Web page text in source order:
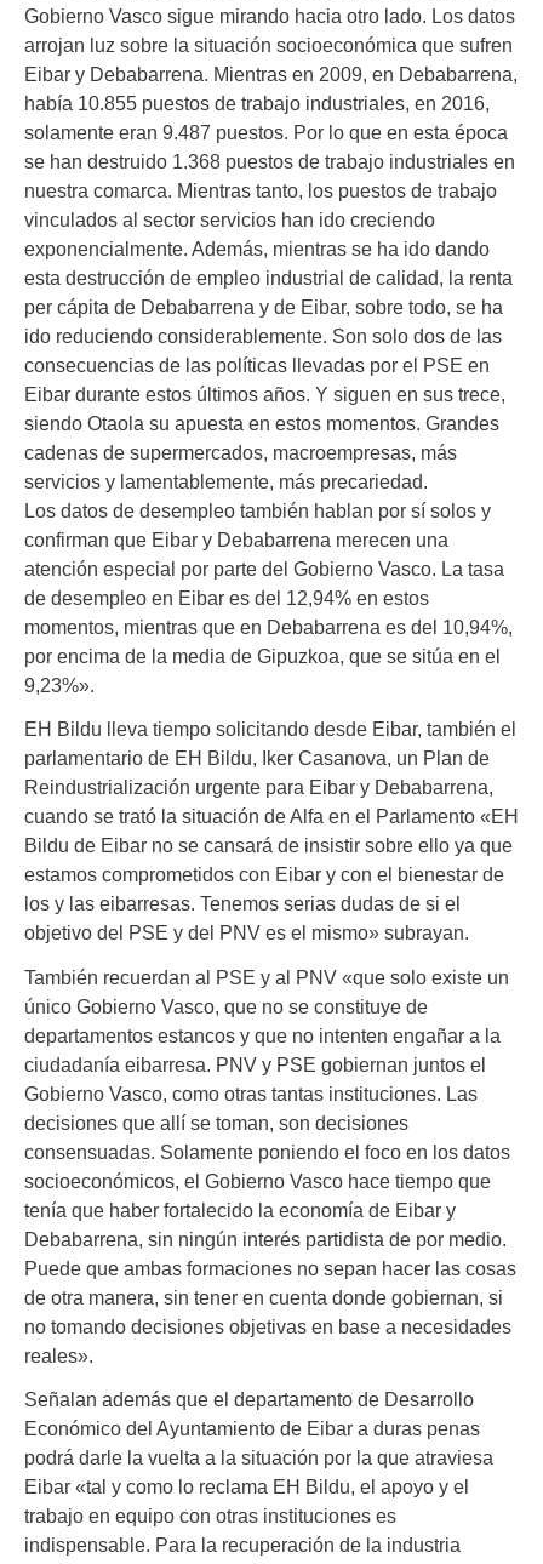
Gobierno Vasco sigue mirando hacia otro lado. Los datos
arrojan luz sobre la situación socioeconómica que sufren
Eibar y Debabarrena. Mientras en 2009, en Debabarrena,
había 10.855 puestos de trabajo industriales, en 2016,
solamente eran 9.487 puestos. Por lo que en esta época
se han destruido 1.368 puestos de trabajo industriales en
nuestra comarca. Mientras tanto, los puestos de trabajo
vinculados al sector servicios han ido creciendo
exponencialmente. Además, mientras se ha ido dando
esta destrucción de empleo industrial de calidad, la renta
per cápita de Debabarrena y de Eibar, sobre todo, se ha
ido reduciendo considerablemente. Son solo dos de las
consecuencias de las políticas llevadas por el PSE en
Eibar durante estos últimos años. Y siguen en sus trece,
siendo Otaola su apuesta en estos momentos. Grandes
cadenas de supermercados, macroempresas, más
servicios y lamentablemente, más precariedad.
Los datos de desempleo también hablan por sí solos y
confirman que Eibar y Debabarrena merecen una
atención especial por parte del Gobierno Vasco. La tasa
de desempleo en Eibar es del 12,94% en estos
momentos, mientras que en Debabarrena es del 10,94%,
por encima de la media de Gipuzkoa, que se sitúa en el
9,23%».
EH Bildu lleva tiempo solicitando desde Eibar, también el
parlamentario de EH Bildu, Iker Casanova, un Plan de
Reindustrialización urgente para Eibar y Debabarrena,
cuando se trató la situación de Alfa en el Parlamento «EH
Bildu de Eibar no se cansará de insistir sobre ello ya que
estamos comprometidos con Eibar y con el bienestar de
los y las eibarresas. Tenemos serias dudas de si el
objetivo del PSE y del PNV es el mismo» subrayan.
También recuerdan al PSE y al PNV «que solo existe un
único Gobierno Vasco, que no se constituye de
departamentos estancos y que no intenten engañar a la
ciudadanía eibarresa. PNV y PSE gobiernan juntos el
Gobierno Vasco, como otras tantas instituciones. Las
decisiones que allí se toman, son decisiones
consensuadas. Solamente poniendo el foco en los datos
socioeconómicos, el Gobierno Vasco hace tiempo que
tenía que haber fortalecido la economía de Eibar y
Debabarrena, sin ningún interés partidista de por medio.
Puede que ambas formaciones no sepan hacer las cosas
de otra manera, sin tener en cuenta donde gobiernan, si
no tomando decisiones objetivas en base a necesidades
reales».
Señalan además que el departamento de Desarrollo
Económico del Ayuntamiento de Eibar a duras penas
podrá darle la vuelta a la situación por la que atraviesa
Eibar «tal y como lo reclama EH Bildu, el apoyo y el
trabajo en equipo con otras instituciones es
indispensable. Para la recuperación de la industria